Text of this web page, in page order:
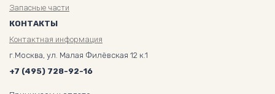
Запасные части
КОНТАКТЫ
Контактная информация
г.Москва, ул. Малая Филёвская 12 к.1
+7 (495) 728-92-16